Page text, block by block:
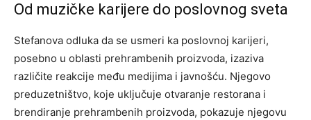
Od muzičke karijere do poslovnog sveta
Stefanova odluka da se usmeri ka poslovnoj karijeri,
posebno u oblasti prehrambenih proizvoda, izaziva
različite reakcije među medijima i javnošću. Njegovo
preduzetništvo, koje uključuje otvaranje restorana i
brendiranje prehrambenih proizvoda, pokazuje njegovu